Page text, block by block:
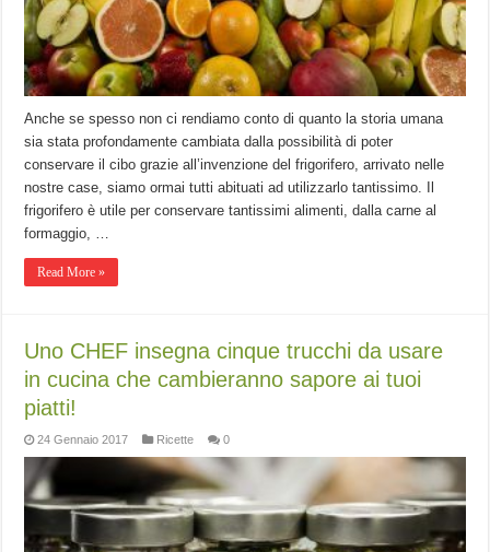
Anche se spesso non ci rendiamo conto di quanto la storia umana
sia stata profondamente cambiata dalla possibilità di poter
conservare il cibo grazie all’invenzione del frigorifero, arrivato nelle
nostre case, siamo ormai tutti abituati ad utilizzarlo tantissimo. Il
frigorifero è utile per conservare tantissimi alimenti, dalla carne al
formaggio, …
Read More »
Uno CHEF insegna cinque trucchi da usare
in cucina che cambieranno sapore ai tuoi
piatti!
24 Gennaio 2017 Ricette 0